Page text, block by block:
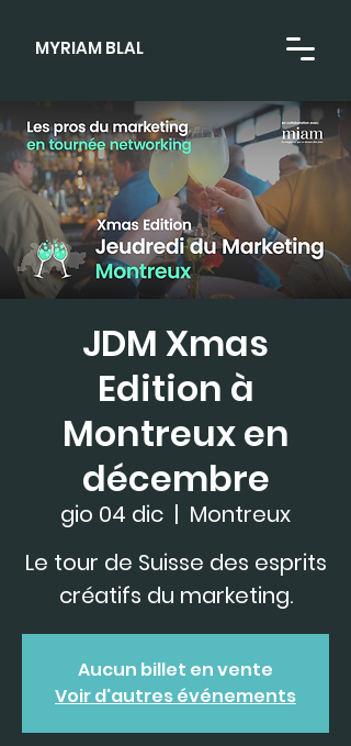
MYRIAM BLAL
JDM Xmas
Edition à
Montreux en
décembre
gio 04 dic
  |
Montreux
Le tour de Suisse des esprits
créatifs du marketing.
Aucun billet en vente
Voir d'autres événements